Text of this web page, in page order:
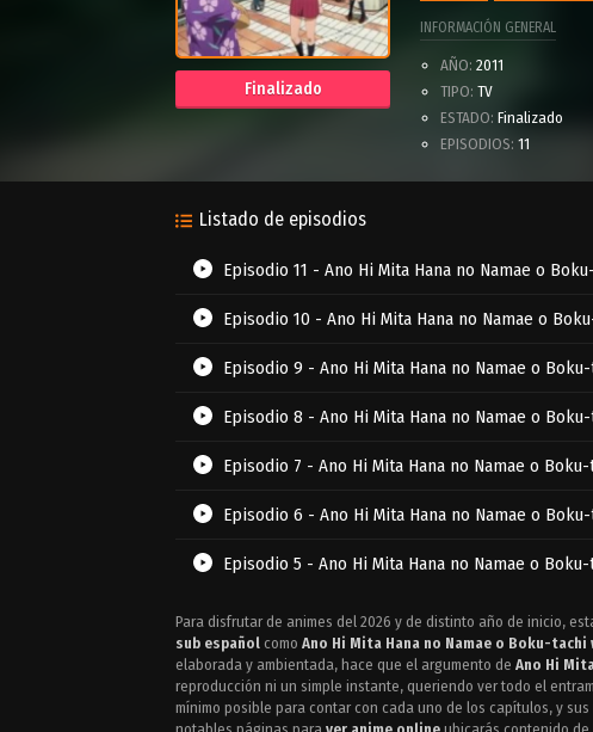
Finalizado
INFORMACIÓN GENERAL
AÑO: 2011
TIPO: TV
ESTADO: Finalizado
EPISODIOS: 11
Listado de episodios
Episodio 11 - Ano Hi Mita Hana no Namae o
Episodio 10 - Ano Hi Mita Hana no Namae o
Episodio 9 - Ano Hi Mita Hana no Namae o
Episodio 8 - Ano Hi Mita Hana no Namae o
Episodio 7 - Ano Hi Mita Hana no Namae o
Episodio 6 - Ano Hi Mita Hana no Namae o
Episodio 5 - Ano Hi Mita Hana no Namae o
Episodio 4 - Ano Hi Mita Hana no Namae o Boku-
Episodio 3 - Ano Hi Mita Hana no Namae o
Episodio 2 - Ano Hi Mita Hana no Namae o
Para disfrutar de animes del 2026 y de distinto año de inicio,
sub español como Ano Hi Mita Hana no Namae o Boku-tachi
elaborada y ambientada, hace que el argumento de Ano Hi
reproducción ni un simple instante, queriendo ver todo el
mínimo posible para contar con cada uno de los capítulos, y